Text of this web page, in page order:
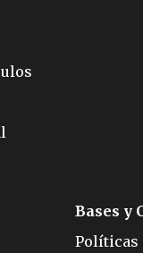
Bases y
Políticas